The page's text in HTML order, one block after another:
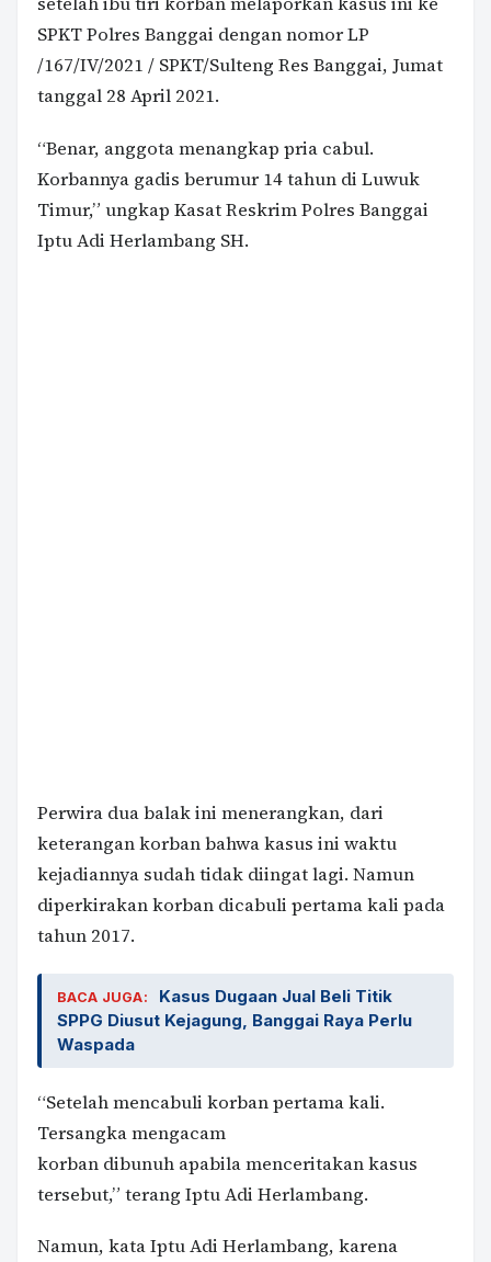
SPKT Polres Banggai dengan nomor LP
/167/IV/2021 / SPKT/Sulteng Res Banggai, Jumat
tanggal 28 April 2021.
“Benar, anggota menangkap pria cabul.
Korbannya gadis berumur 14 tahun di Luwuk
Timur,” ungkap Kasat Reskrim Polres Banggai
Iptu Adi Herlambang SH.
Perwira dua balak ini menerangkan, dari
keterangan korban bahwa kasus ini waktu
kejadiannya sudah tidak diingat lagi. Namun
diperkirakan korban dicabuli pertama kali pada
tahun 2017.
BACA JUGA:
Kasus Dugaan Jual Beli Titik
SPPG Diusut Kejagung, Banggai Raya Perlu
Waspada
“Setelah mencabuli korban pertama kali.
Tersangka mengacam
korban dibunuh apabila menceritakan kasus
tersebut,” terang Iptu Adi Herlambang.
Namun, kata Iptu Adi Herlambang, karena